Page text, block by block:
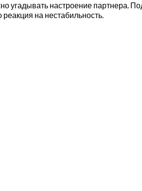
угадывать настроение партнера.
на нестабильность.